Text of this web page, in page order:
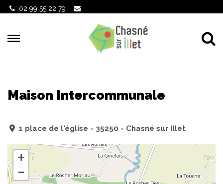
Gestion des traceurs
02 99 55 22 79
Maison Intercommunale
1 place de l'église - 35250 - Chasné sur Illet
+
−